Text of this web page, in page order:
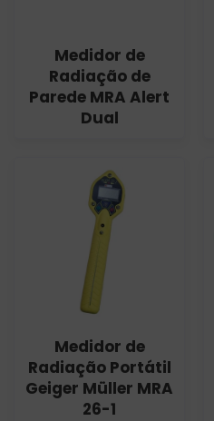
Medidor de
Radiação de
Parede MRA Alert
Dual
Medidor de
Radiação Portátil
Geiger Müller MRA
26-1